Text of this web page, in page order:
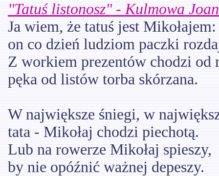
"Tatuś listonosz" - Kulmowa
Ja wiem, że tatuś jest Mikołajem:
on co dzień ludziom paczki
Z workiem prezentów chodzi od
pęka od listów torba skórzana.
W największe śniegi, w
tata - Mikołaj chodzi piechotą.
Lub na rowerze Mikołaj spieszy,
by nie opóźnić ważnej depeszy.